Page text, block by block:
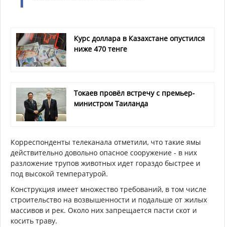
Курс доллара в Казахстане опустился
ниже 470 тенге
Токаев провёл встречу с премьер-
министром Таиланда
Корреспонденты телеканала отметили, что такие ямы
действительно довольно опасное сооружение - в них
разложение трупов животных идет гораздо быстрее и
под высокой температурой.
Конструкция имеет множество требований, в том числе
строительство на возвышенности и подальше от жилых
массивов и рек. Около них запрещается пасти скот и
косить траву.